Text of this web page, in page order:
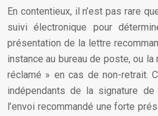
En contentieux, il n’est pas rare
suivi électronique pour
présentation de la lettre
instance au bureau de poste, ou
réclamé » en cas de non-retrait.
indépendants de la signature de
l’envoi recommandé une forte